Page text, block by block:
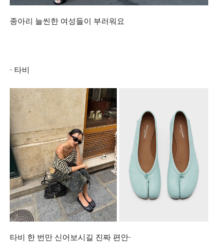
종아리 늘씬한 여성들이 부러워요
- 타비
타비 한 번만 신어보시길 진짜 편안-